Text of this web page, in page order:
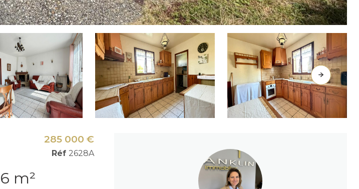
Maison 4 pièce(s) 3 chambre(s) 86 m²
285 000 €
Réf 2628A